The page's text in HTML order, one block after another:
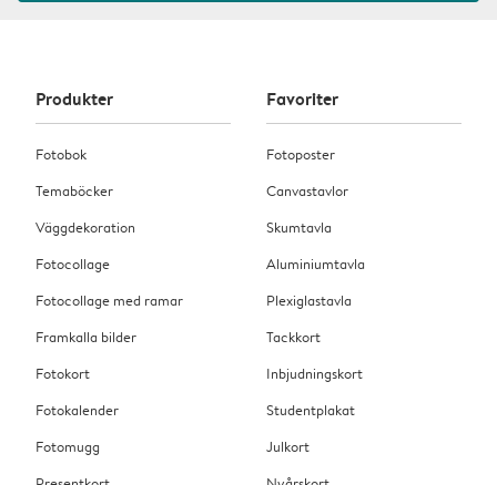
Produkter
Fotobok
Temaböcker
Väggdekoration
Fotocollage
Fotocollage med ramar
Framkalla bilder
Fotokort
Fotokalender
Fotomugg
Favoriter
Fotoposter
Canvastavlor
Skumtavla
Aluminiumtavla
Plexiglastavla
Tackkort
Inbjudningskort
Studentplakat
Julkort